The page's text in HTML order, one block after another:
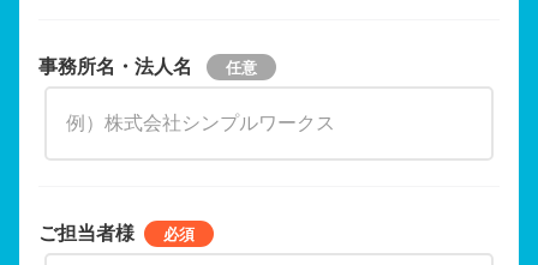
事務所名・法人名
ご担当者様